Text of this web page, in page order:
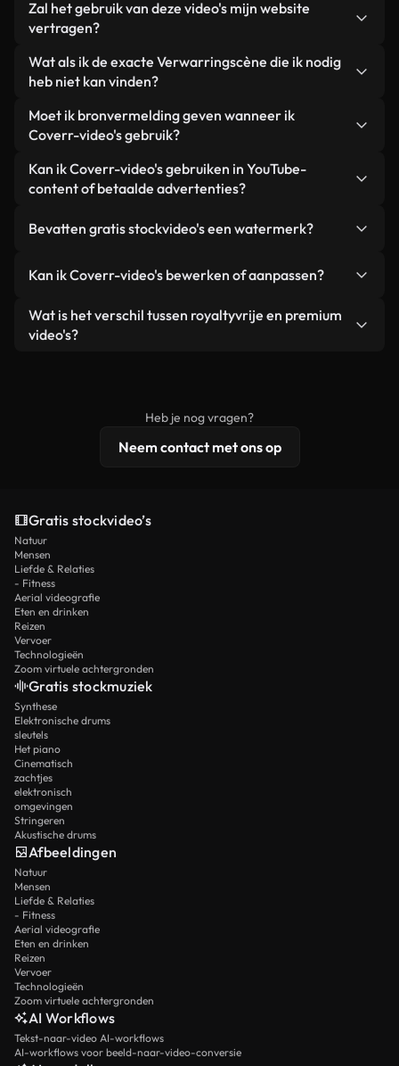
uit echte, door mensen gefilmde beelden van
video's. Elke video is duidelijk gelabeld, zodat je
altijd weet wat je gebruikt.
Zal het gebruik van deze video's mijn website
vertragen?
Niet als u voor onze geoptimaliseerde versies
kiest. Wij bieden lichtgewicht, webklare formaten
achtergrond. Zo blijft de kwaliteit hoog, worden de
laadtijden geminimaliseerd en worden
statistieken zoals LCP verbeterd.
Wat als ik de exacte Verwarringscène die ik nodig
heb niet kan vinden?
Met Coverr AI Studio maak je direct een video.
Beschrijf de scène – bijvoorbeeld "Verwarring bij
enkele seconden een gepersonaliseerde video die
voldoet aan onze licentievoorwaarden.
Moet ik bronvermelding geven wanneer ik
Coverr-video's gebruik?
Naamsvermelding is niet vereist. Alle video's in
onze stockbibliotheek zijn royaltyvrij en kunnen
hoewel dit altijd op prijs wordt gesteld.
Kan ik Coverr-video's gebruiken in YouTube-
content of betaalde advertenties?
gebruikt in YouTube-video's met advertentie-
advertenties van klanten, zolang je de beelden
een losstaand product.
Bevatten gratis stockvideo's een watermerk?
zijn of door AI gegenereerd – bevat watermerken.
Je krijgt schoon, direct bruikbaar beeldmateriaal.
Kan ik Coverr-video's bewerken of aanpassen?
Ja. Je mag onze video's inkorten, bijsnijden of
remixen. Zorg er wel voor dat het eindproduct
Wat is het verschil tussen royaltyvrije en premium
video's?
licentiebescherming omvat.
Heb je nog vragen?
Neem contact met ons op
Gratis stockvideo’s
Natuur
Mensen
Liefde & Relaties
- Fitness
Aerial videografie
Eten en drinken
Reizen
Vervoer
Technologieën
Zoom virtuele achtergronden
Gratis stockmuziek
Synthese
Elektronische drums
sleutels
Het piano
Cinematisch
zachtjes
elektronisch
omgevingen
Stringeren
Akustische drums
Afbeeldingen
Natuur
Mensen
Liefde & Relaties
- Fitness
Aerial videografie
Eten en drinken
Reizen
Vervoer
Technologieën
Zoom virtuele achtergronden
AI Workflows
Tekst-naar-video AI-workflows
AI-workflows voor beeld-naar-video-conversie